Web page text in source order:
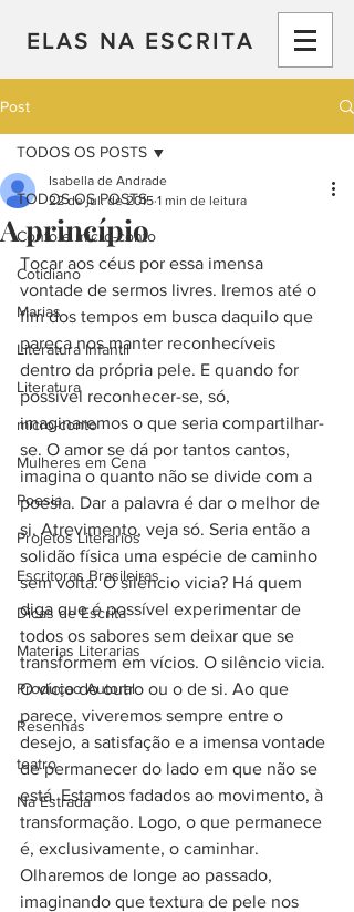
ELAS NA ESCRITA
Post
TODOS OS POSTS
Conto e micro-conto
Cotidiano
Marias
Literatura Infantil
Literatura
micro-conto
Mulheres em Cena
Poesia
Projetos Literarios
Escritoras Brasileiras
Dicas de Escrita
Materias Literarias
Produçao Autoral
Resenhas
teatro
Na Estrada
TODOS OS POSTS
A princípio
Isabella de Andrade
22 de jul. de 2015 1 min de leitura
Tocar aos céus por essa imensa
vontade de sermos livres. Iremos até o
fim dos tempos em busca daquilo que
pareça nos manter reconhecíveis
dentro da própria pele. E quando for
possível reconhecer-se, só,
imaginaremos o que seria compartilhar-
se. O amor se dá por tantos cantos,
imagina o quanto não se divide com a
poesia. Dar a palavra é dar o melhor de
si. Atrevimento, veja só. Seria então a
solidão física uma espécie de caminho
sem volta. O silêncio vicia? Há quem
diga que é possível experimentar de
todos os sabores sem deixar que se
transformem em vícios. O silêncio vicia.
O vício do outro ou o de si. Ao que
parece, viveremos sempre entre o
desejo, a satisfação e a imensa vontade
de permanecer do lado em que não se
está. Estamos fadados ao movimento, à
transformação. Logo, o que permanece
é, exclusivamente, o caminhar.
Olharemos de longe ao passado,
imaginando que textura de pele nos